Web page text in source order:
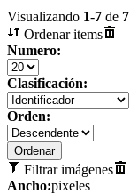
Visualizando 1-7 de 7
Ordenar items
Numero:
Clasificación:
Orden:
Filtrar imágenes
Ancho:pixeles